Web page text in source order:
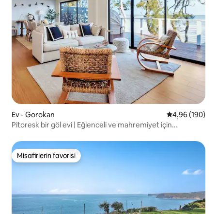
Ev - Gorokan 5 üzerinden
4,96 (190)
Pitoresk bir göl evi | Eğlenceli ve mahremiyet için
Misafirlerin favorisi
Misafirlerin favorisi